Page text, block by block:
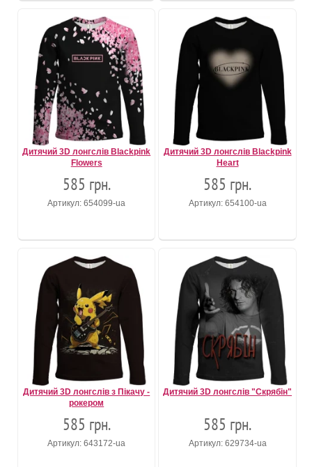
Дитячий 3D лонгслів Blackpink
Flowers
585 грн.
Артикул: 654099-ua
Дитячий 3D лонгслів Blackpink
Heart
585 грн.
Артикул: 654100-ua
Дитячий 3D лонгслів з Пікачу -
рокером
585 грн.
Артикул: 643172-ua
Дитячий 3D лонгслів "Скрябiн"
585 грн.
Артикул: 629734-ua